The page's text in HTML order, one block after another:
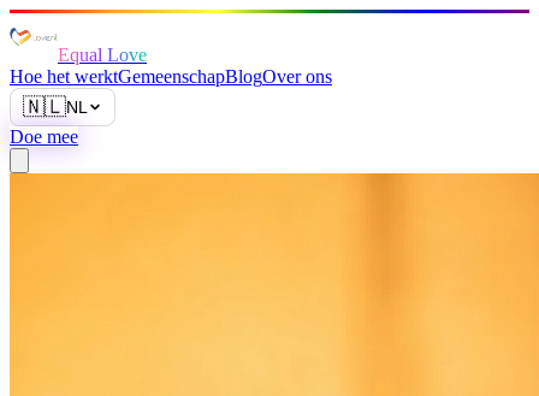
Equal Love
Hoe het werktGemeenschapBlogOver ons
🇳🇱NL
Doe mee